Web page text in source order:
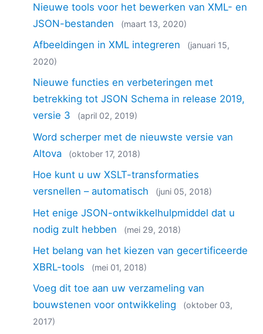
Nieuwe tools voor het bewerken van XML- en
JSON-bestanden
(maart 13, 2020)
Afbeeldingen in XML integreren
(januari 15,
2020)
Nieuwe functies en verbeteringen met
betrekking tot JSON Schema in release 2019,
versie 3
(april 02, 2019)
Word scherper met de nieuwste versie van
Altova
(oktober 17, 2018)
Hoe kunt u uw XSLT-transformaties
versnellen – automatisch
(juni 05, 2018)
Het enige JSON-ontwikkelhulpmiddel dat u
nodig zult hebben
(mei 29, 2018)
Het belang van het kiezen van gecertificeerde
XBRL-tools
(mei 01, 2018)
Voeg dit toe aan uw verzameling van
bouwstenen voor ontwikkeling
(oktober 03,
2017)